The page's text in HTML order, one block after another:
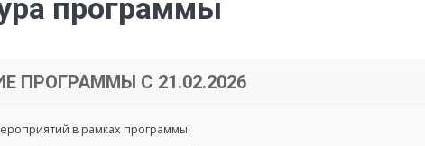
программы
ПРОГРАММЫ С 21.02.2026
в рамках программы: